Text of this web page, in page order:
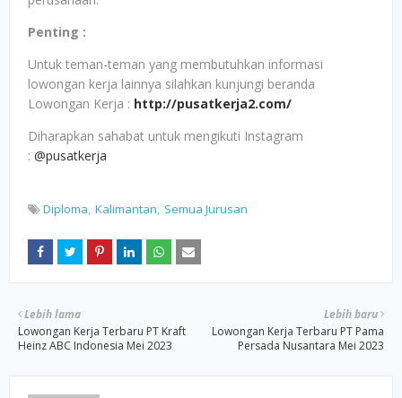
Penting :
Untuk teman-teman yang membutuhkan informasi
lowongan kerja lainnya silahkan kunjungi beranda
Lowongan Kerja : http://pusatkerja2.com/
Diharapkan sahabat untuk mengikuti Instagram
: @pusatkerja
Diploma Kalimantan Semua Jurusan
Lebih baru
Lowongan Kerja Terbaru PT Pama
Persada Nusantara Mei 2023
Lebih lama
Lowongan Kerja Terbaru PT Kraft
Heinz ABC Indonesia Mei 2023